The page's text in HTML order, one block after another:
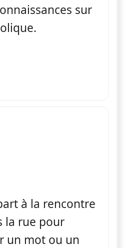
sur
?
à la rencontre
la rue pour
un mot ou un